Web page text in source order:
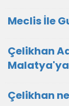
Meclis İle
Çelikhan
Malatya'ya
Çelikhan